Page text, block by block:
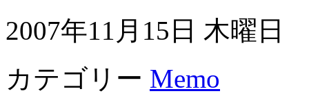
2007年11月15日 木曜日
カテゴリー Memo